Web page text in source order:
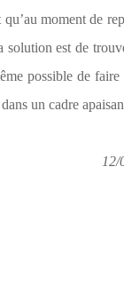
moment de
solution est de
possible de
un cadre
12/